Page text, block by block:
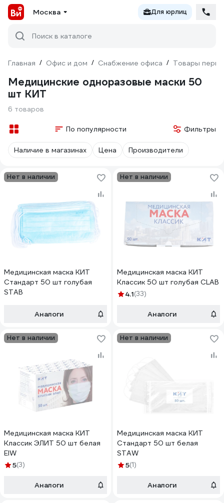
Москва Для юрлиц
Поиск в каталоге
Главная / Офис и дом / Снабжение офиса / Товары
Медицинские одноразовые маски 50
шт КИТ
6 товаров
По популярности Фильтры
Наличие в магазинах Цена Производители
Нет в наличии
Медицинская маска КИТ
Стандарт 50 шт голубая
STAB
Аналоги
Нет в наличии
Медицинская маска КИТ
Классик 50 шт голубая CLAB
4.1(33)
Аналоги
Нет в наличии
Медицинская маска КИТ
Классик ЭЛИТ 50 шт белая
ElW
5(3)
Аналоги
Нет в наличии
Медицинская маска КИТ
Стандарт 50 шт белая
STAW
5(1)
Аналоги